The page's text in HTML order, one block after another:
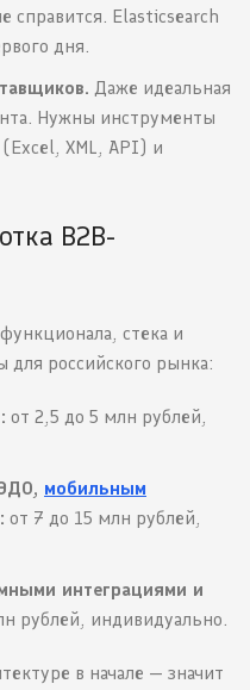
справится. Elasticsearch
дня.
Даже идеальная
Нужны инструменты
(Excel, XML, API) и
B2B-
стека и
для российского рынка:
от 2,5 до 5 млн рублей,
мобильным
от 7 до 15 млн рублей,
интеграциями и
рублей, индивидуально.
в начале — значит